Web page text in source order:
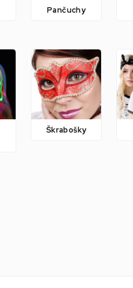
Pančuchy
Škrabošky